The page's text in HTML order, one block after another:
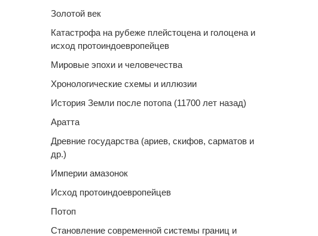
Золотой век
Катастрофа на рубеже плейстоцена и голоцена и
исход протоиндоевропейцев
Мировые эпохи и человечества
Хронологические схемы и иллюзии
История Земли после потопа (11700 лет назад)
Аратта
Древние государства (ариев, скифов, сарматов и
др.)
Империи амазонок
Исход протоиндоевропейцев
Потоп
Становление современной системы границ и